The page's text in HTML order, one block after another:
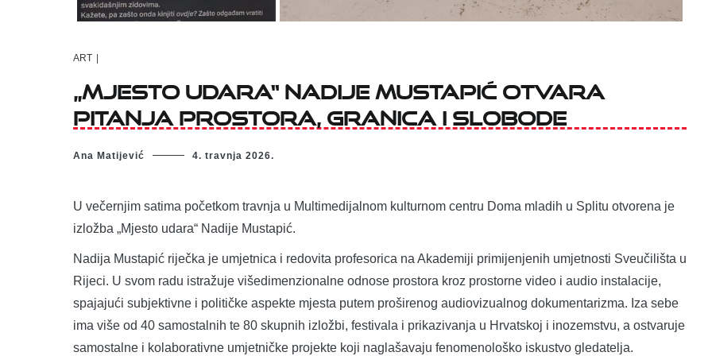
ART
„Mjesto udara“ Nadije Mustapić otvara
pitanja prostora, granica i slobode
Ana Matijević 4. travnja 2026.
U večernjim satima početkom travnja u Multimedijalnom kulturnom centru Doma mladih u Splitu otvorena je
izložba „Mjesto udara“ Nadije Mustapić.
Nadija Mustapić riječka je umjetnica i redovita profesorica na Akademiji primijenjenih umjetnosti Sveučilišta u
Rijeci. U svom radu istražuje višedimenzionalne odnose prostora kroz prostorne video i audio instalacije,
spajajući subjektivne i političke aspekte mjesta putem proširenog audiovizualnog dokumentarizma. Iza sebe
ima više od 40 samostalnih te 80 skupnih izložbi, festivala i prikazivanja u Hrvatskoj i inozemstvu, a ostvaruje
samostalne i kolaborativne umjetničke projekte koji naglašavaju fenomenološko iskustvo gledatelja.